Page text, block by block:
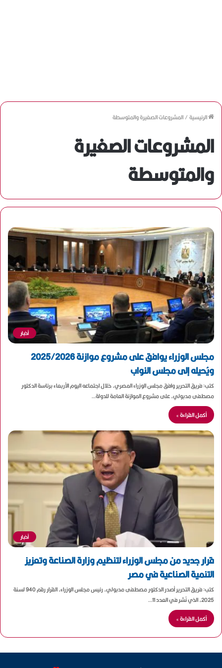
الرئيسية/المشروعات الصغيرة والمتوسطة
المشروعات الصغيرة
والمتوسطة
أخبار
مجلس الوزراء يوافق على مشروع موازنة 2025/2026
ويُحيله إلى مجلس النواب
كتب: فريق التحرير وافق مجلس الوزراء المصري، خلال اجتماعه اليوم الأربعاء برئاسة الدكتور
مصطفى مدبولي، على مشروع الموازنة العامة للدولة…
أكمل القراءة »
أخبار
قرار جديد من مجلس الوزراء لتنظيم وزارة الصناعة وتعزيز
التنمية الصناعية في مصر
كتب: فريق التحرير أصدر الدكتور مصطفى مدبولي، رئيس مجلس الوزراء، القرار رقم 940 لسنة
2025، الذي نُشر في العدد 11…
أكمل القراءة »